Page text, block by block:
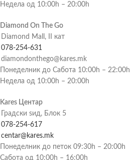
Недела од 10:00h – 20:00h
Diamond On The Go
Diamond Mall, II кат
078-254-631
diamondonthego@kares.mk
Понеделник до Сабота 10:00h – 22:00h
Недела од 10:00h – 20:00h
Kares Центар
Градски ѕид, Блок 5
078-254-617
centar@kares.mk
Понеделник до петок 09:30h – 20:00h
Сабота од 10:00h – 16:00h